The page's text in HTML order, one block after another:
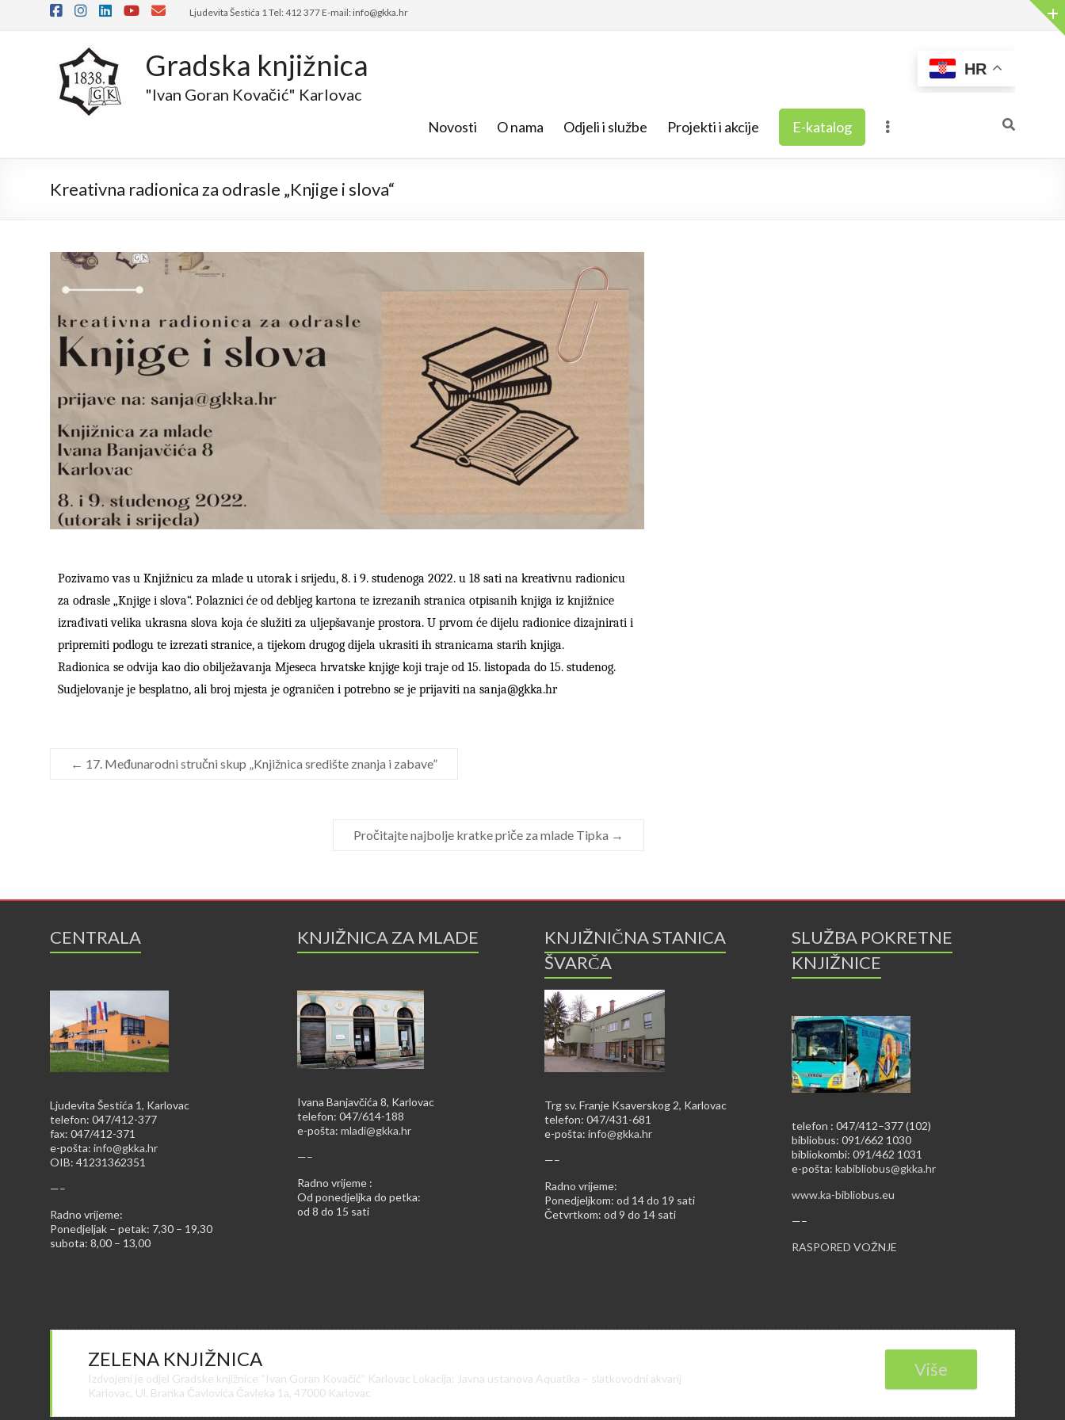
Ljudevita Šestića 1 Tel: 412 377 E-mail: info@gkka.hr
Gradska knjižnica
"Ivan Goran Kovačić" Karlovac
HR
Novosti O nama Odjeli i službe Projekti i akcije E-katalog
Kreativna radionica za odrasle „Knjige i slova“
Pozivamo vas u Knjižnicu za mlade u utorak i srijedu, 8. i 9. studenoga 2022. u 18 sati na kreativnu radionicu
za odrasle „Knjige i slova“. Polaznici će od debljeg kartona te izrezanih stranica otpisanih knjiga iz knjižnice
izrađivati velika ukrasna slova koja će služiti za uljepšavanje prostora. U prvom će dijelu radionice dizajnirati i
pripremiti podlogu te izrezati stranice, a tijekom drugog dijela ukrasiti ih stranicama starih knjiga.
Radionica se odvija kao dio obilježavanja Mjeseca hrvatske knjige koji traje od 15. listopada do 15. studenog.
Sudjelovanje je besplatno, ali broj mjesta je ograničen i potrebno se je prijaviti na sanja@gkka.hr
← 17. Međunarodni stručni skup „Knjižnica središte znanja i zabave”
Pročitajte najbolje kratke priče za mlade Tipka →
CENTRALA
Ljudevita Šestića 1, Karlovac
telefon: 047/412-377
fax: 047/412-371
e-pošta: info@gkka.hr
OIB: 41231362351
—–
Radno vrijeme:
Ponedjeljak – petak: 7,30 – 19,30
subota: 8,00 – 13,00
KNJIŽNICA ZA MLADE
Ivana Banjavčića 8, Karlovac
telefon: 047/614-188
e-pošta: mladi@gkka.hr
—–
Radno vrijeme :
Od ponedjeljka do petka:
od 8 do 15 sati
KNJIŽNIČNA STANICA
ŠVARČA
Trg sv. Franje Ksaverskog 2, Karlovac
telefon: 047/431-681
e-pošta: info@gkka.hr
—–
Radno vrijeme:
Ponedjeljkom: od 14 do 19 sati
Četvrtkom: od 9 do 14 sati
SLUŽBA POKRETNE
KNJIŽNICE
telefon : 047/412–377 (102)
bibliobus: 091/662 1030
bibliokombi: 091/462 1031
e-pošta: kabibliobus@gkka.hr
www.ka-bibliobus.eu
—–
RASPORED VOŽNJE
ZELENA KNJIŽNICA
Izdvojeni je odjel Gradske knjižnice “Ivan Goran Kovačić” Karlovac Lokacija: Javna ustanova Aquatika – slatkovodni akvarij
Karlovac, Ul. Branka Čavlovića Čavleka 1a, 47000 Karlovac
Više